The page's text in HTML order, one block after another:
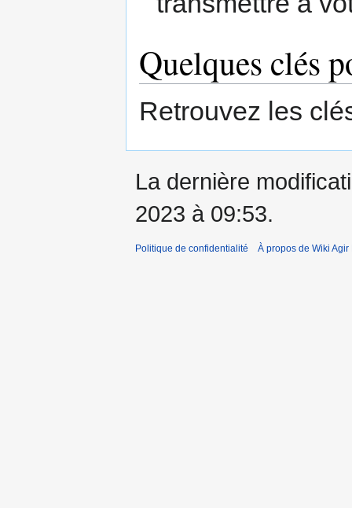
Quelques clés
Retrouvez les
La dernière
2023 à 09:53.
Politique de confidentialité À propos de Wiki Agir